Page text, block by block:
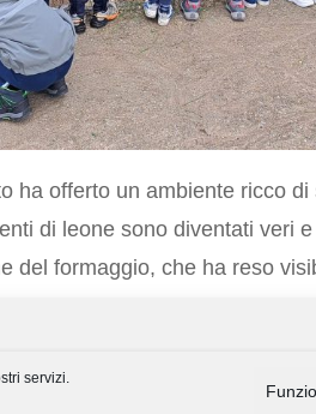
servizi.
ha offerto un ambiente ricco
di leone sono diventati veri
del formaggio, che ha reso
educativa completa, che